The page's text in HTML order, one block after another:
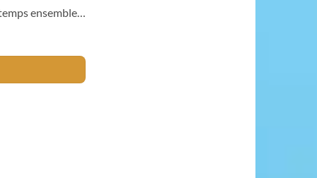
ensemble…